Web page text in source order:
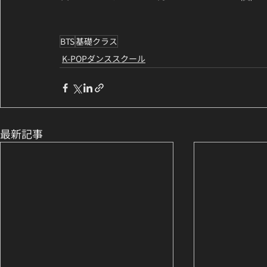
BTS基礎クラス
K-POPダンススクール
最新記事